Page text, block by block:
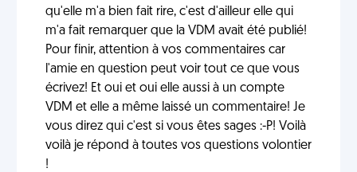
qu'elle m'a bien fait rire, c'est d'ailleur elle qui
m'a fait remarquer que la VDM avait été publié!
Pour finir, attention à vos commentaires car
l'amie en question peut voir tout ce que vous
écrivez! Et oui et oui elle aussi à un compte
VDM et elle a même laissé un commentaire! Je
vous direz qui c'est si vous êtes sages :-P! Voilà
voilà je répond à toutes vos questions volontier
!